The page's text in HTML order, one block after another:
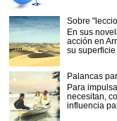
Sobre
En sus
acción en
su superficie
Palancas
Para
necesitan,
influencia